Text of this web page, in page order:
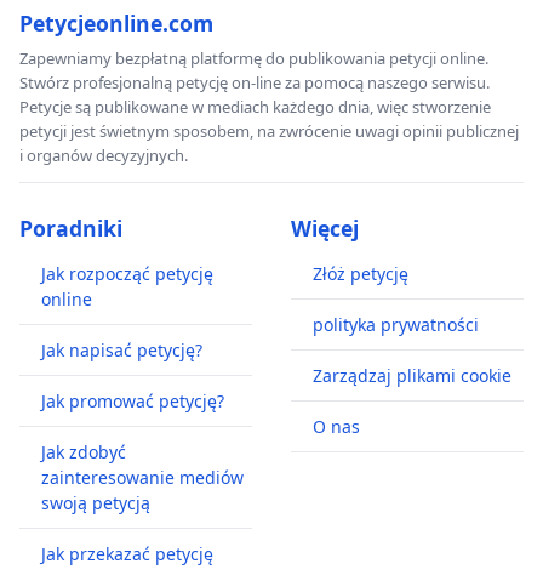
Petycjeonline.com
Zapewniamy bezpłatną platformę do publikowania petycji online.
Stwórz profesjonalną petycję on-line za pomocą naszego serwisu.
Petycje są publikowane w mediach każdego dnia, więc stworzenie
petycji jest świetnym sposobem, na zwrócenie uwagi opinii publicznej
i organów decyzyjnych.
Poradniki
Jak rozpocząć petycję
online
Jak napisać petycję?
Jak promować petycję?
Jak zdobyć
zainteresowanie mediów
swoją petycją
Jak przekazać petycję
Więcej
Złóż petycję
polityka prywatności
Zarządzaj plikami cookie
O nas